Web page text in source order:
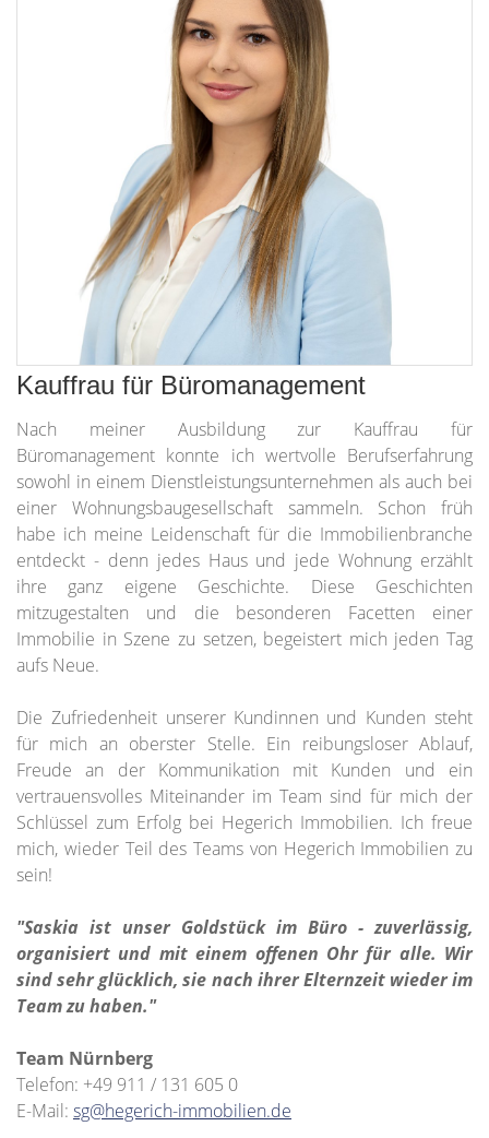
Kauffrau für Büromanagement
Nach meiner Ausbildung zur Kauffrau für
Büromanagement konnte ich wertvolle Berufserfahrung
sowohl in einem Dienstleistungsunternehmen als auch bei
einer Wohnungsbaugesellschaft sammeln. Schon früh
habe ich meine Leidenschaft für die Immobilienbranche
entdeckt - denn jedes Haus und jede Wohnung erzählt
ihre ganz eigene Geschichte. Diese Geschichten
mitzugestalten und die besonderen Facetten einer
Immobilie in Szene zu setzen, begeistert mich jeden Tag
aufs Neue.
Die Zufriedenheit unserer Kundinnen und Kunden steht
für mich an oberster Stelle. Ein reibungsloser Ablauf,
Freude an der Kommunikation mit Kunden und ein
vertrauensvolles Miteinander im Team sind für mich der
Schlüssel zum Erfolg bei Hegerich Immobilien. Ich freue
mich, wieder Teil des Teams von Hegerich Immobilien zu
sein!
"Saskia ist unser Goldstück im Büro - zuverlässig,
organisiert und mit einem offenen Ohr für alle. Wir
sind sehr glücklich, sie nach ihrer Elternzeit wieder im
Team zu haben."
Team Nürnberg
Telefon: +49 911 / 131 605 0
E-Mail: sg@hegerich-immobilien.de